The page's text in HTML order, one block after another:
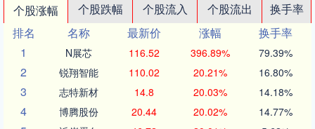
个股涨幅 个股跌幅 个股流入 个股流出
换手率
排名
名称 最新价 涨幅
换手率
1
N展芯 116.52 396.89% 79.39%
2 锐翔智能 110.02 20.21% 16.80%
3 志特新材 14.8 20.03% 14.18%
4 博腾股份 20.44 20.02% 14.77%